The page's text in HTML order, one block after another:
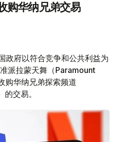
购华纳兄弟交易
政府以符合竞争和公共利益为
派拉蒙天舞（Paramount
购华纳兄弟探索频道
交易。